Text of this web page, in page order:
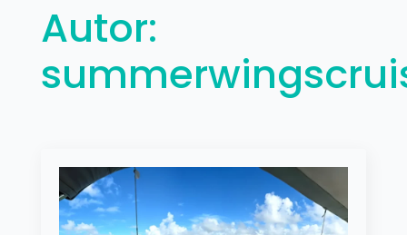
Autor: